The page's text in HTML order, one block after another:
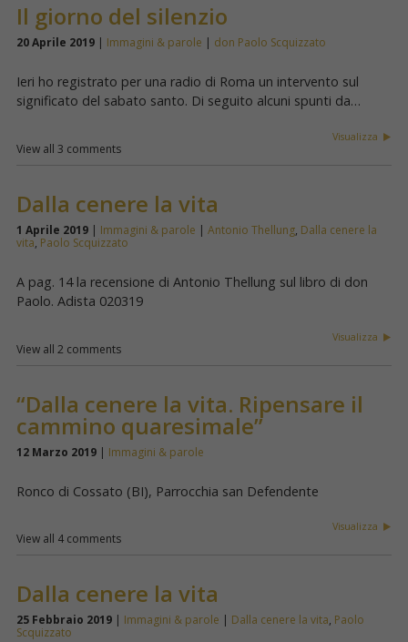
Il giorno del silenzio
20 Aprile 2019| Immagini & parole | don Paolo Scquizzato
Ieri ho registrato per una radio di Roma un intervento sul
significato del sabato santo. Di seguito alcuni spunti da…
Visualizza
View all 3 comments
Dalla cenere la vita
1 Aprile 2019| Immagini & parole | Antonio Thellung, Dalla cenere la
vita, Paolo Scquizzato
A pag. 14 la recensione di Antonio Thellung sul libro di don
Paolo. Adista 020319
Visualizza
View all 2 comments
“Dalla cenere la vita. Ripensare il
cammino quaresimale”
12 Marzo 2019| Immagini & parole
Ronco di Cossato (BI), Parrocchia san Defendente
Visualizza
View all 4 comments
Dalla cenere la vita
25 Febbraio 2019| Immagini & parole | Dalla cenere la vita, Paolo
Scquizzato